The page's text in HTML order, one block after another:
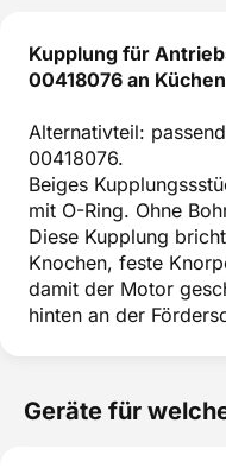
Kupplung für
00418076 an
Alternativteil:
00418076.
Beiges
mit O-Ring. Ohne
Diese Kupplung
Knochen, feste
damit der Motor
hinten an der
Geräte für